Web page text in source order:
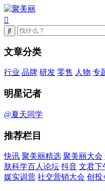
文章分类
行业 品牌 研发 零售 人物 专
明星记者
@夏天同学
推荐栏目
快讯 聚美丽精选 聚美丽大会
肤科学百人论坛 抖音 文君下
媒实训营 社交营销大会 创投